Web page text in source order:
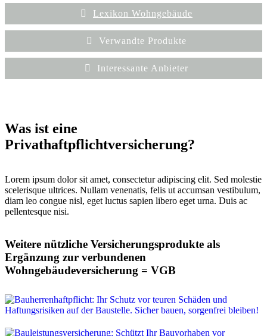
Lexikon Wohngebäude
Verwandte Produkte
Interessante Anbieter
Was ist eine
Privathaftpflichtversicherung?
Lorem ipsum dolor sit amet, consectetur adipiscing elit. Sed molestie
scelerisque ultrices. Nullam venenatis, felis ut accumsan vestibulum,
diam leo congue nisl, eget luctus sapien libero eget urna. Duis ac
pellentesque nisi.
Weitere nützliche Versicherungsprodukte als
Ergänzung zur verbundenen
Wohngebäudeversicherung = VGB